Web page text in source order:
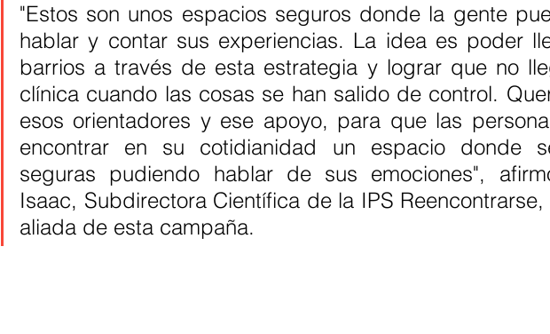
"Estos son unos espacios seguros donde la gente
hablar y contar sus experiencias. La idea es poder
barrios a través de esta estrategia y lograr que no
clínica cuando las cosas se han salido de control.
esos orientadores y ese apoyo, para que las
encontrar en su cotidianidad un espacio donde
seguras pudiendo hablar de sus emociones",
Isaac, Subdirectora Científica de la IPS
aliada de esta campaña.